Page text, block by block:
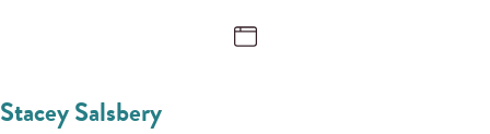
Stacey Salsbery